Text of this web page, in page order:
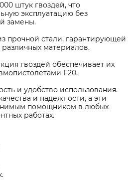
штук гвоздей, что
эксплуатацию без
замены.
прочной стали, гарантирующей
материалов.
гвоздей обеспечивает их
F20,
и удобство использования.
и надежности, а эти
помощником в любых
работах.